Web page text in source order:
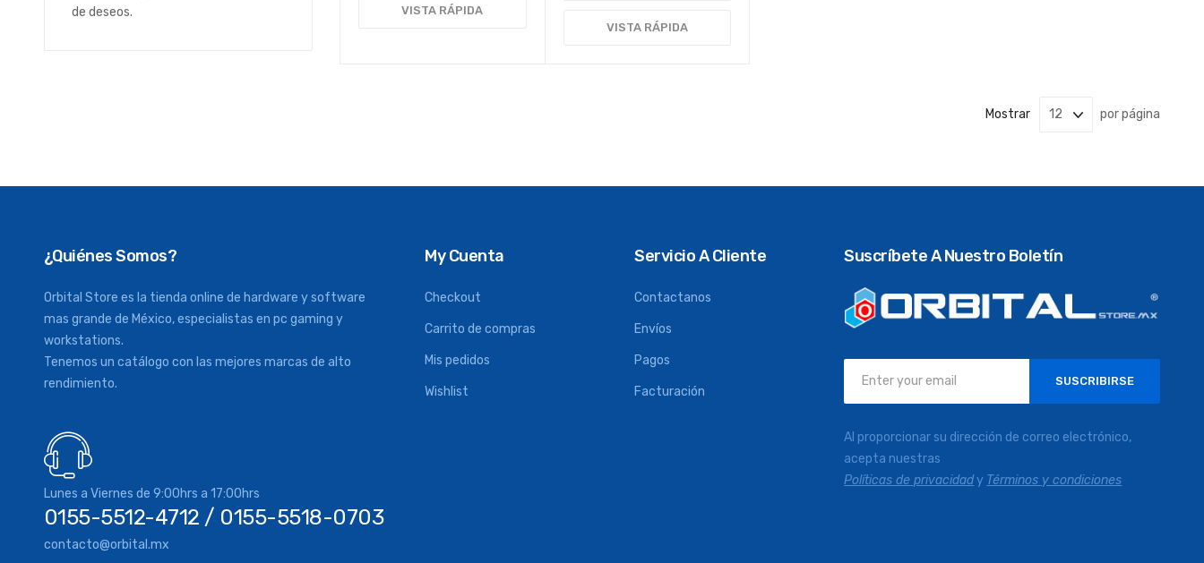
VISTA RÁPIDA
VISTA RÁPIDA
Mostrar por página
de deseos.
¿Quiénes Somos?
Orbital Store es la tienda online de hardware y software
mas grande de México, especialistas en pc gaming y
workstations.
Tenemos un catálogo con las mejores marcas de alto
rendimiento.
Lunes a Viernes de 9:00hrs a 17:00hrs
0155-5512-4712 / 0155-5518-0703
contacto@orbital.mx
My Cuenta
Checkout
Carrito de compras
Mis pedidos
Wishlist
Servicio A Cliente
Contactanos
Envíos
Pagos
Facturación
Suscríbete A Nuestro Boletín
boletín
de
noticias:
SUSCRIBIRSE
Al proporcionar su dirección de correo electrónico,
acepta nuestras
Políticas de privacidady Términos y condiciones